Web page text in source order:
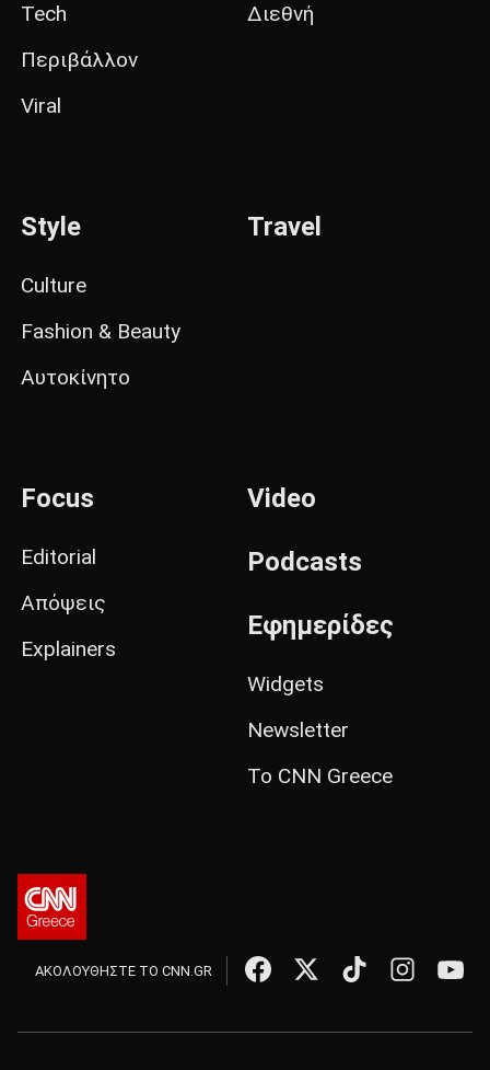
Tech
Περιβάλλον
Viral
Διεθνή
Style
Culture
Fashion & Beauty
Αυτοκίνητο
Travel
Focus
Editorial
Απόψεις
Explainers
Video
Podcasts
Εφημερίδες
Widgets
Newsletter
Το CNN Greece
ΑΚΟΛΟΥΘΗΣΤΕ ΤΟ CNN.GR